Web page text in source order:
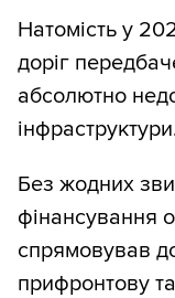
Натомість у
доріг
абсолютно
Без жодних
фінансування
спрямовував
прифронтову